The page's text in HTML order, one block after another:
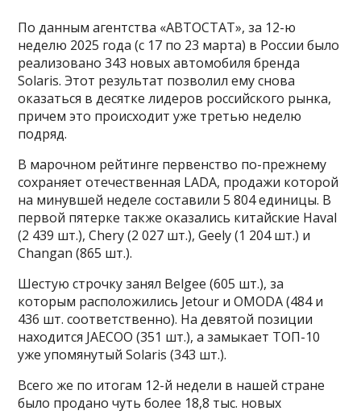
По данным агентства «АВТОСТАТ», за 12-ю
неделю 2025 года (с 17 по 23 марта) в России было
реализовано 343 новых автомобиля бренда
Solaris. Этот результат позволил ему снова
оказаться в десятке лидеров российского рынка,
причем это происходит уже третью неделю
подряд.
В марочном рейтинге первенство по-прежнему
сохраняет отечественная LADA, продажи которой
на минувшей неделе составили 5 804 единицы. В
первой пятерке также оказались китайские Haval
(2 439 шт.), Chery (2 027 шт.), Geely (1 204 шт.) и
Changan (865 шт.).
Шестую строчку занял Belgee (605 шт.), за
которым расположились Jetour и OMODA (484 и
436 шт. соответственно). На девятой позиции
находится JAECOO (351 шт.), а замыкает ТОП-10
уже упомянутый Solaris (343 шт.).
Всего же по итогам 12-й недели в нашей стране
было продано чуть более 18,8 тыс. новых